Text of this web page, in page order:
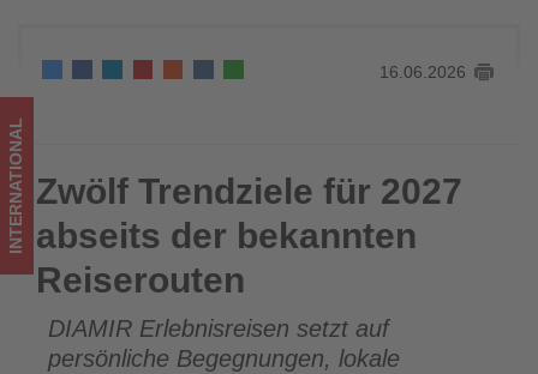
Wissen,
was
im
Tourismus
los
ist!
16.06.2026
Zwölf Trendziele für 2027 abseits der bekannten
Reiserouten
INTERNATIONAL Zwölf Trendziele für 2027
abseits der bekannten
Reiserouten
DIAMIR Erlebnisreisen setzt auf
persönliche Begegnungen, lokale